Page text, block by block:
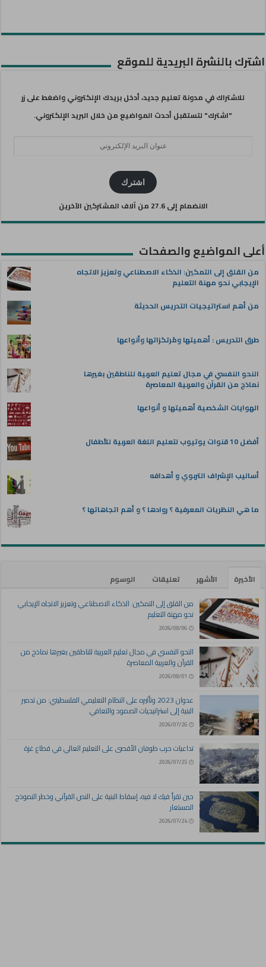
اشترك بالنشرة البريدية للموقع
للاشتراك في مدونة تعليم جديد، أدخل بريدك الإلكتروني واضغط على زر
"اشترك" لتستقبل أحدث المواضيع من خلال البريد الإلكتروني.
اشترك
الانضمام إلى 27.6 من آلاف المشتركين الآخرين
أعلى المواضيع والصفحات
من القلق إلى التمكين: الذكاء الاصطناعي وتعزيز الاتجاه
الإيجابي نحو مهنة التعليم
من أهم استراتيجيات التدريس الحديثة
طرق التدريس : أهميتها ومُرتكزاتها وأنواعها
النحو النفسي في مجال تعليم العربية للناطقين بغيرها
نماذج من القرآن والعربية المعاصرة
الهوايات الشخصية أهميتها و أنواعها
أفضل 10 قنوات يوتيوب لتعليم اللغة العربية للأطفال
أساليب الإشراف التربوي و أهدافه
ما هي النظريات المعرفية ؟ روادها ؟ و أهم اتجاهاتها ؟
الأخيرة الأشهر تعليقات
الوسوم
من القلق إلى التمكين: الذكاء الاصطناعي وتعزيز الاتجاه الإيجابي
نحو مهنة التعليم
2026/08/06
النحو النفسي في مجال تعليم العربية للناطقين بغيرها نماذج من
القرآن والعربية المعاصرة
2026/08/01
عدوان 2023 وتأثيره على النظام التعليمي الفلسطيني: من تدمير
البنية إلى استراتيجيات الصمود والتعافي
2026/07/26
تداعيات حرب طوفان الأقصى على التعليم العالي في قطاع غزة
2026/07/25
حين تقرأ فيك لا فيه، إسقاط البنية على النص القرآني وخطر النموذج
المستعار
2026/07/24